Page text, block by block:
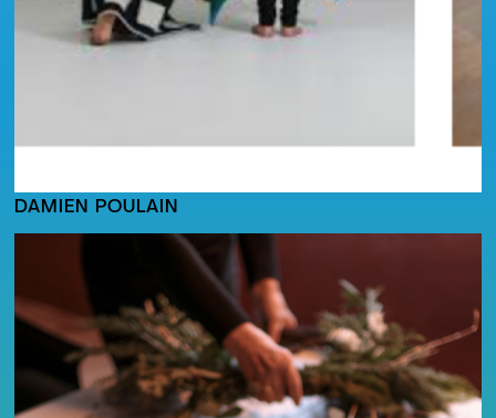
DAMIEN POULAIN